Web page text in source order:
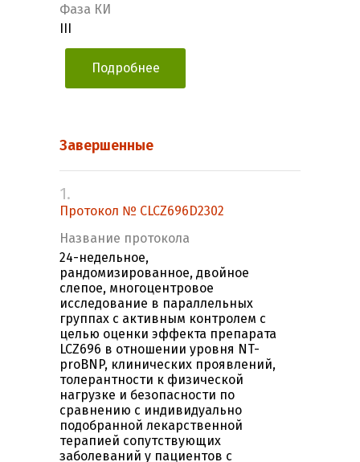
Фаза КИ
Подробнее
Завершенные
1.
Протокол № CLCZ696D2302
Название протокола
24-недельное,
рандомизированное, двойное
слепое, многоцентровое
исследование в параллельных
группах с активным контролем с
целью оценки эффекта препарата
LCZ696 в отношении уровня NT-
proBNP, клинических проявлений,
толерантности к физической
нагрузке и безопасности по
сравнению с индивидуально
подобранной лекарственной
терапией сопутствующих
заболеваний у пациентов с